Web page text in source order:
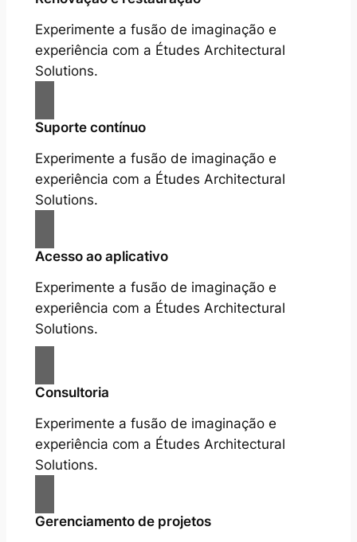
Experimente a fusão de imaginação e
experiência com a Études Architectural
Solutions.
Suporte contínuo
Experimente a fusão de imaginação e
experiência com a Études Architectural
Solutions.
Acesso ao aplicativo
Experimente a fusão de imaginação e
experiência com a Études Architectural
Solutions.
Consultoria
Experimente a fusão de imaginação e
experiência com a Études Architectural
Solutions.
Gerenciamento de projetos